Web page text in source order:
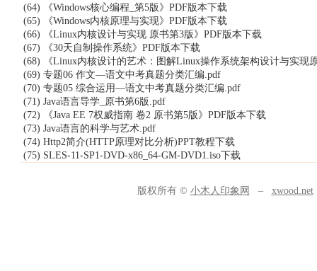
(64) 《Windows核心编程_第5版》PDF版本下载
(65) 《Windows内核原理与实现》PDF版本下载
(66) 《Linux内核设计与实现 原书第3版》PDF版本下载
(67) 《30天自制操作系统》PDF版本下载
(68) 《Linux内核设计的艺术：图解Linux操作系统架构设计与实现
(69) 专题06 作文—语文中考真题分类汇编.pdf
(70) 专题05 综合运用—语文中考真题分类汇编.pdf
(71) Java语言导学_原书第6版.pdf
(72) 《Java EE 7权威指南 卷2 原书第5版》PDF版本下载
(73) Java语言的科学与艺术.pdf
(74) Http2简介(HTTP原理对比分析)PPT教程下载
(75) SLES-11-SP1-DVD-x86_64-GM-DVD1.iso下载
版权所有 © 小木人印象网 – xwood.net